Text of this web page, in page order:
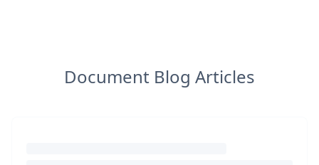
Document Blog Articles